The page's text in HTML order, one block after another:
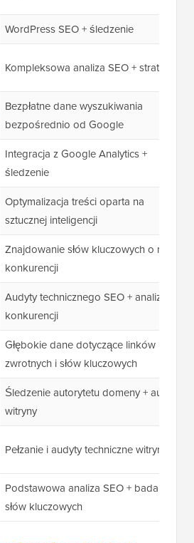
WordPress SEO + śledzenie
Kompleksowa analiza SEO + strategia
Bezpłatne dane wyszukiwania
bezpośrednio od Google
Integracja z Google Analytics +
śledzenie
Optymalizacja treści oparta na
sztucznej inteligencji
Znajdowanie słów kluczowych o niskiej
konkurencji
Audyty technicznego SEO + analiza
konkurencji
Głębokie dane dotyczące linków
zwrotnych i słów kluczowych
Śledzenie autorytetu domeny + audyty
witryny
Pełzanie i audyty techniczne witryny
Podstawowa analiza SEO + badanie
słów kluczowych